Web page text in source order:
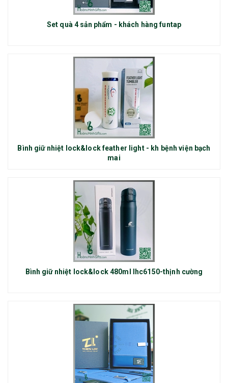
Set quà 4 sản phẩm - khách hàng funtap
Bình giữ nhiệt lock&lock feather light - kh bệnh viện bạch
mai
Bình giữ nhiệt lock&lock 480ml lhc6150-thịnh cường